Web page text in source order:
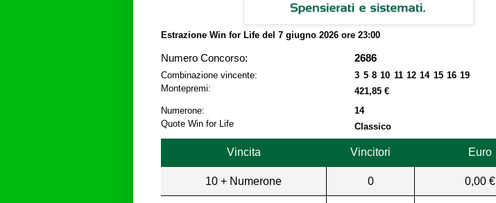
Estrazione Win for Life del 7 giugno 2026 ore 23:00
Numero Concorso: 2686
Combinazione vincente:
3 5 8 10 11 12 14 15 16 19
Montepremi:
421,85 €
Numerone:
14
Quote Win for Life
Classico
Vincita Vincitori Euro
10 + Numerone 0 0,00 €